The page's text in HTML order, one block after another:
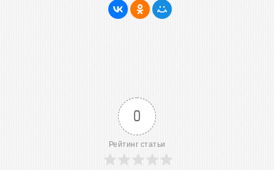
0
Рейтинг статьи